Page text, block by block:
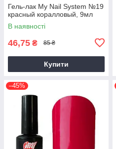
Гель-лак My Nail System №19
красный коралловый, 9мл
В наявності
46,75 ₴ 85 ₴
Купити
–45%